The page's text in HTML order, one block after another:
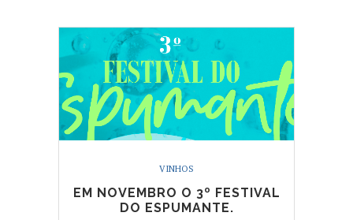
VINHOS
EM NOVEMBRO O 3º FESTIVAL
DO ESPUMANTE.